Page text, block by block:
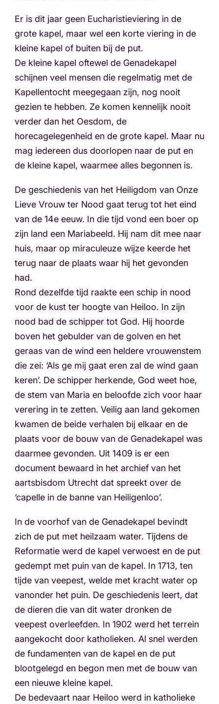
Er is dit jaar geen Eucharistieviering in de
grote kapel, maar wel een korte viering in de
kleine kapel of buiten bij de put.
De kleine kapel oftewel de Genadekapel
schijnen veel mensen die regelmatig met de
Kapellentocht meegegaan zijn, nog nooit
gezien te hebben. Ze komen kennelijk nooit
verder dan het Oesdom, de
horecagelegenheid en de grote kapel. Maar nu
mag iedereen dus doorlopen naar de put en
de kleine kapel, waarmee alles begonnen is.
De geschiedenis van het Heiligdom van Onze
Lieve Vrouw ter Nood gaat terug tot het eind
van de 14e eeuw. In die tijd vond een boer op
zijn land een Mariabeeld. Hij nam dit mee naar
huis, maar op miraculeuze wijze keerde het
terug naar de plaats waar hij het gevonden
had.
Rond dezelfde tijd raakte een schip in nood
voor de kust ter hoogte van Heiloo. In zijn
nood bad de schipper tot God. Hij hoorde
boven het gebulder van de golven en het
geraas van de wind een heldere vrouwenstem
die zei: ‘Als ge mij gaat eren zal de wind gaan
keren’. De schipper herkende, God weet hoe,
de stem van Maria en beloofde zich voor haar
verering in te zetten. Veilig aan land gekomen
kwamen de beide verhalen bij elkaar en de
plaats voor de bouw van de Genadekapel was
daarmee gevonden. Uit 1409 is er een
document bewaard in het archief van het
aartsbisdom Utrecht dat spreekt over de
‘capelle in de banne van Heiligenloo’.
In de voorhof van de Genadekapel bevindt
zich de put met heilzaam water. Tijdens de
Reformatie werd de kapel verwoest en de put
gedempt met puin van de kapel. In 1713, ten
tijde van veepest, welde met kracht water op
vanonder het puin. De geschiedenis leert, dat
de dieren die van dit water dronken de
veepest overleefden. In 1902 werd het terrein
aangekocht door katholieken. Al snel werden
de fundamenten van de kapel en de put
blootgelegd en begon men met de bouw van
een nieuwe kleine kapel.
De bedevaart naar Heiloo werd in katholieke